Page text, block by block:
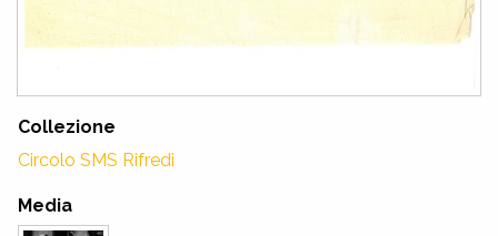
Collezione
Circolo SMS Rifredi
Media